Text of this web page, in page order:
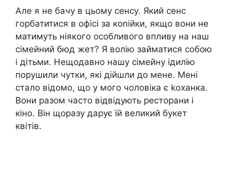
Але я не бачу в цьому сенсу. Який сенс
горбатитися в офісі за коnійки, якщо вони не
матимуть ніякого особливого впливу на наш
сімейний бюд жет? Я волію займатися собою
і дітьми. Нещодавно нашу сімейну ідилію
порушили чутки, які дійшли до мене. Мені
стало відомо, що у мого чоловіка є kоханка.
Вони разом часто відвідують ресторани і
кіно. Він щоразу дарує їй великий букет
квітів.